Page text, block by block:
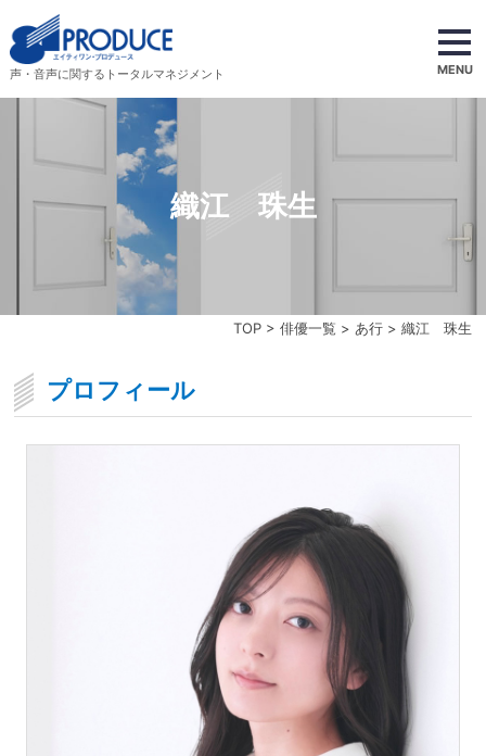
声・音声に関するトータルマネジメント MENU
TOP> 俳優一覧 > あ行> 織江 珠生
織江 珠生
プロフィール